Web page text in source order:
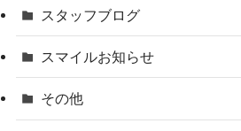
スタッフブログ
スマイルお知らせ
その他